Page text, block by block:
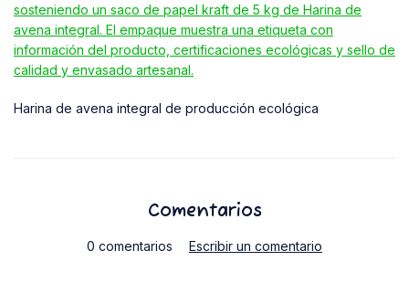
Harina de avena integral de producción ecológica
Comentarios
0 comentarios Escribir un comentario